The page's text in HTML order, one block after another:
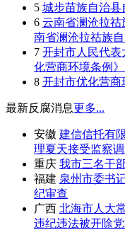
5 城步苗族自治县
6 云南省澜沧拉祜
南省澜沧拉祜族
7 开封市人民代
化营商环境条例》
8 开封市优化营商
最新反腐消息更多...
安徽 建信信托有
理夏天接受监察
重庆 我市三名干
福建 泉州市委书
纪审查
广西 北海市人大
违纪违法被开除